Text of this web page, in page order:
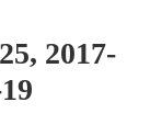
2017-